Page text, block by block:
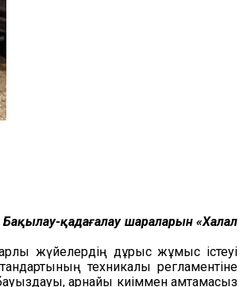
Бақылау-қадағалау шараларын «Халал
жүйелердің дұрыс жұмыс істеуі
техникалық регламентіне
арнайы киіммен қамтамасыз